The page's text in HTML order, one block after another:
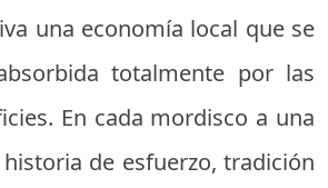
una economía local que se
totalmente por las
En cada mordisco a una
de esfuerzo, tradición